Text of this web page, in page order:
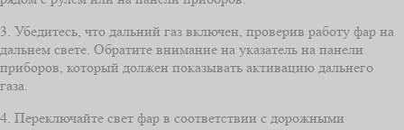
3. Убедитесь, что дальний газ включен, проверив работу фар на
дальнем свете. Обратите внимание на указатель на панели
приборов, который должен показывать активацию дальнего
газа.
4. Переключайте свет фар в соответствии с дорожными